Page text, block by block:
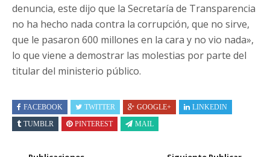
denuncia, este dijo que la Secretaría de Transparencia
no ha hecho nada contra la corrupción, que no sirve,
que le pasaron 600 millones en la cara y no vio nada»,
lo que viene a demostrar las molestias por parte del
titular del ministerio público.
FACEBOOK TWITTER GOOGLE+
LINKEDIN
TUMBLR
PINTEREST MAIL